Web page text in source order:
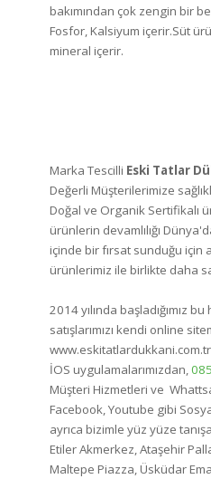
bakımından çok zengin bir
Fosfor, Kalsiyum içerir.Süt
mineral içerir.
Marka Tescilli Eski Tatlar
Değerli Müşterilerimize
Doğal ve Organik Sertifikalı
ürünlerin devamlılığı
içinde bir fırsat sunduğu için
ürünlerimiz ile birlikte daha
2014 yılında başladığımız
satışlarımızı kendi online
İOS uygulamalarımızdan,
Müşteri Hizmetleri ve
Facebook, Youtube gibi
ayrıca bizimle yüz yüze
Etiler Akmerkez, Ataşehir
Maltepe Piazza, Üsküdar